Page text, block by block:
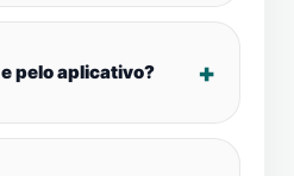
pelo aplicativo?